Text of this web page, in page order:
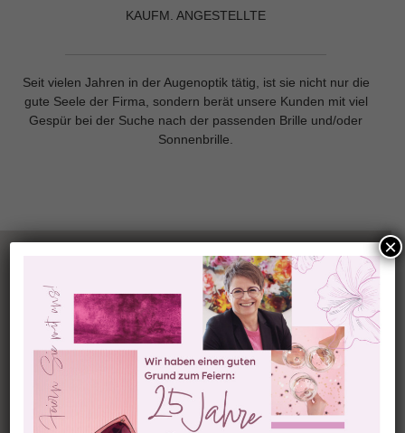
KAUFM. ANGESTELLTE
Seit vielen Jahren in der Augenoptik tätig, ist sie nicht nur die
gute Seele der Firma, sondern berät unsere Kunden mit viel
Gespür bei der Suche nach der passenden Brille und/oder
Sonnenbrille.
×